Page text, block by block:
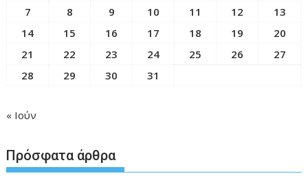
7
8 9 10 11 12
13
14
15 16 17 18 19
20
21
22 23 24 25 26
27
28
29 30 31
« Ιούν
Πρόσφατα άρθρα